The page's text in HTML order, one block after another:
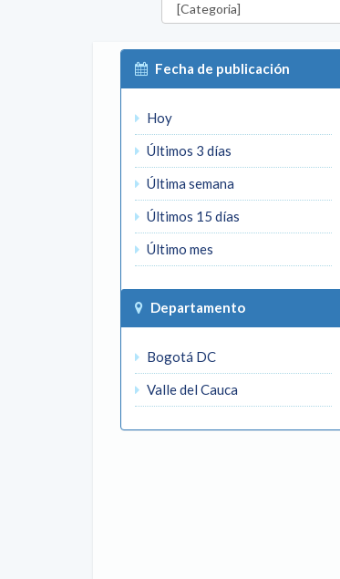
Fecha de publicación
Hoy
Últimos 3 días
Última semana
Últimos 15 días
Último mes
Departamento
Bogotá DC
Valle del Cauca